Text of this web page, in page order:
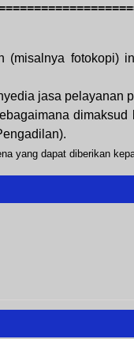
fotokopi)
jasa pelayanan
yang dapat diberikan